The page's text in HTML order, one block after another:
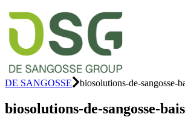
DE SANGOSSE biosolutions-de-sangosse-
biosolutions-de-sangosse-